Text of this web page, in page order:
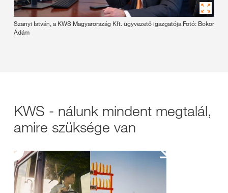
Szanyi István, a KWS Magyarország Kft. ügyvezető igazgatója Fotó: Bokor
Ádám
KWS - nálunk mindent megtalál,
amire szüksége van